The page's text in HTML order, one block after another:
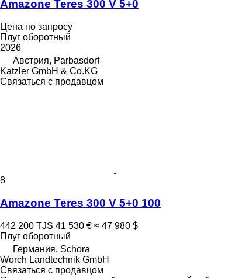
Amazone Teres 300 V 5+0
Цена по запросу
Плуг оборотный
2026
Австрия, Parbasdorf
Katzler GmbH & Co.KG
Связаться с продавцом
8
Amazone Teres 300 V 5+0 100
442 200 TJS 41 530 € ≈ 47 980 $
Плуг оборотный
Германия, Schora
Worch Landtechnik GmbH
Связаться с продавцом